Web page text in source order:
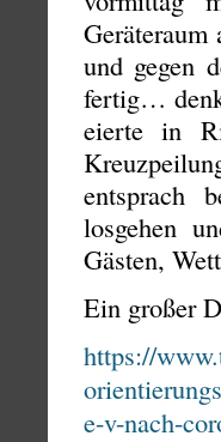
und gegen
fertig…
eierte in
entsprach
losgehen
Gästen,
Ein großer
https://
e-v-nach-